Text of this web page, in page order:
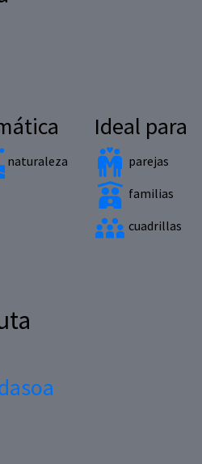
naturaleza
Ideal para
parejas
familias
cuadrillas